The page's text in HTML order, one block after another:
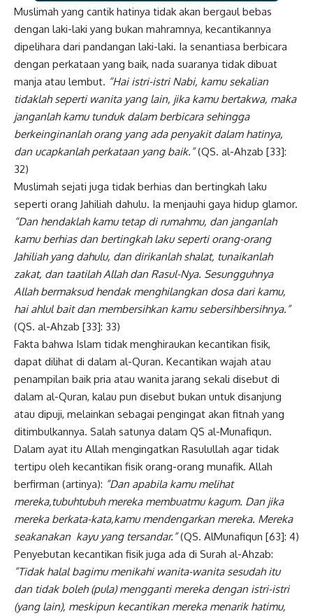
Muslimah yang cantik hatinya tidak akan bergaul bebas
dengan laki-laki yang bukan mahramnya, kecantikannya
dipelihara dari pandangan laki-laki. Ia senantiasa berbicara
dengan perkataan yang baik, nada suaranya tidak dibuat
manja atau lembut. “Hai istri-istri Nabi, kamu sekalian
tidaklah seperti wanita yang lain, jika kamu bertakwa, maka
janganlah kamu tunduk dalam berbicara sehingga
berkeinginanlah orang yang ada penyakit dalam hatinya,
dan ucapkanlah perkataan yang baik.”(QS. al-Ahzab [33]:
32)
Muslimah sejati juga tidak berhias dan bertingkah laku
seperti orang Jahiliah dahulu. Ia menjauhi gaya hidup glamor.
“Dan hendaklah kamu tetap di rumahmu, dan janganlah
kamu berhias dan bertingkah laku seperti orang-orang
Jahiliah yang dahulu, dan dirikanlah shalat, tunaikanlah
zakat, dan taatilah Allah dan Rasul-Nya. Sesungguhnya
Allah bermaksud hendak menghilangkan dosa dari kamu,
hai ahlul bait dan membersihkan kamu sebersihbersihnya.”
(QS. al-Ahzab [33]: 33)
Fakta bahwa Islam tidak menghiraukan kecantikan fisik,
dapat dilihat di dalam al-Quran. Kecantikan wajah atau
penampilan baik pria atau wanita jarang sekali disebut di
dalam al-Quran, kalau pun disebut bukan untuk disanjung
atau dipuji, melainkan sebagai pengingat akan fitnah yang
ditimbulkannya. Salah satunya dalam QS al-Munafiqun.
Dalam ayat itu Allah mengingatkan Rasulullah agar tidak
tertipu oleh kecantikan fisik orang-orang munafik. Allah
berfirman (artinya): ”Dan apabila kamu melihat
mereka,tubuhtubuh mereka membuatmu kagum. Dan jika
mereka berkata-kata,kamu mendengarkan mereka. Mereka
seakanakan kayu yang tersandar.”(QS. AlMunafiqun [63]: 4)
Penyebutan kecantikan fisik juga ada di Surah al-Ahzab:
”Tidak halal bagimu menikahi wanita-wanita sesudah itu
dan tidak boleh (pula) mengganti mereka dengan istri-istri
(yang lain), meskipun kecantikan mereka menarik hatimu,